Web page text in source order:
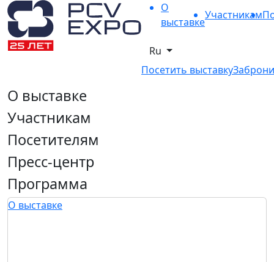
О
выставке
Участникам
Ru
Посетить выставку
О выставке
Участникам
Посетителям
Пресс-центр
Программа
О выставке